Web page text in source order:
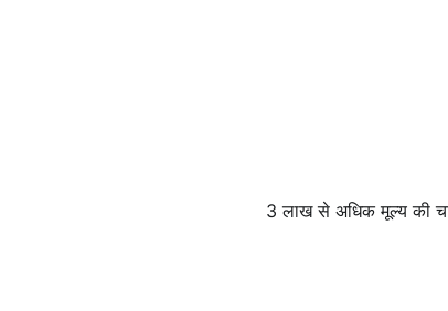
3 लाख से अधिक मूल्य की